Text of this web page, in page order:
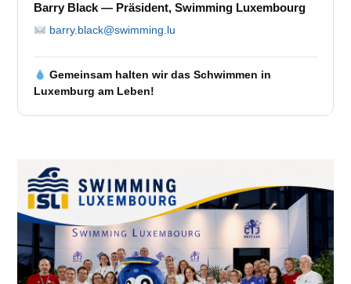
Barry Black — Präsident, Swimming Luxembourg
barry.black@swimming.lu
Gemeinsam halten wir das Schwimmen in
Luxemburg am Leben!